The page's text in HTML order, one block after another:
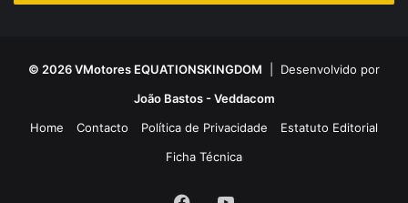
de
© 2026 VMotores EQUATIONSKINGDOM | Desenvolvido por
João Bastos - Veddacom
Home
Contacto Política de Privacidade
Estatuto Editorial
Ficha Técnica